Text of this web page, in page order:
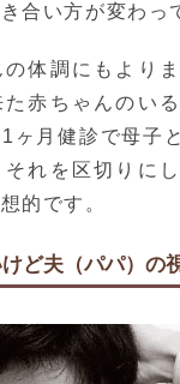
合い方が変わっ
体調にもより
赤ちゃんのい
ヶ月健診で母子
れを区切りに
的です。
ど夫（パパ）の